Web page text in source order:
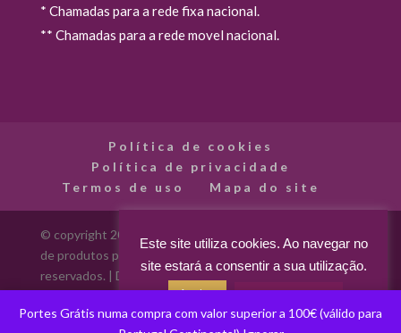
* Chamadas para a rede fixa nacional.
** Chamadas para a rede movel nacional.
Política de cookies
Política de privacidade
Termos de uso
Mapa do site
© copyright 2012 - 2026 Madarte - Madarte - Loja Online
de produtos para artes decorativas. Todos os direitos
reservados. | Desenvolvido por
Este site utiliza cookies. Ao navegar no
site estará a consentir a sua utilização.
Aceitar
Portes Grátis numa compra com valor superior a 100€ (válido para